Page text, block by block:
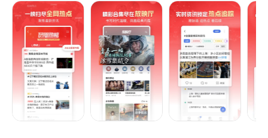
品质的资讯内容与服务。
【核心功能】
突发新闻抢鲜：来自一线的一手信息，深入社会的深度
体察。我们提供快速、权威、全面的新闻报道，带您直
击事件现场。
全球大势直击：根植于凤凰的全球视野，我们连接中国